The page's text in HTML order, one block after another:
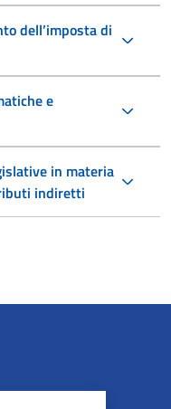
dell’imposta di
e
in materia
indiretti